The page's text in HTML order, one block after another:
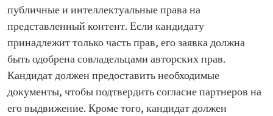
публичные и интеллектуальные права на
представленный контент. Если кандидату
принадлежит только часть прав, его заявка должна
быть одобрена совладельцами авторских прав.
Кандидат должен предоставить необходимые
документы, чтобы подтвердить согласие партнеров на
его выдвижение. Кроме того, кандидат должен